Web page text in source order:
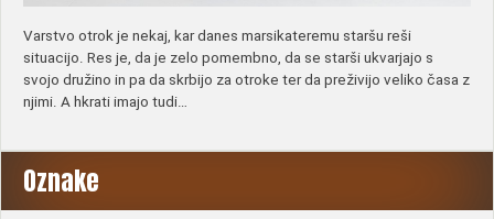
Varstvo otrok je nekaj, kar danes marsikateremu staršu reši
situacijo. Res je, da je zelo pomembno, da se starši ukvarjajo s
svojo družino in pa da skrbijo za otroke ter da preživijo veliko časa z
njimi. A hkrati imajo tudi…
Oznake